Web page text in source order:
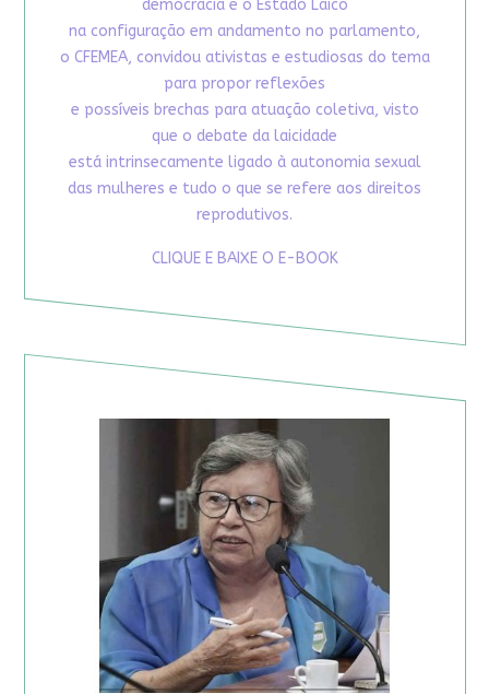
democracia e o Estado Laico
na configuração em andamento no parlamento,
o CFEMEA, convidou ativistas e estudiosas do tema
para propor reflexões
e possíveis brechas para atuação coletiva, visto
que o debate da laicidade
está intrinsecamente ligado à autonomia sexual
das mulheres e tudo o que se refere aos direitos
reprodutivos.
CLIQUE E BAIXE O E-BOOK